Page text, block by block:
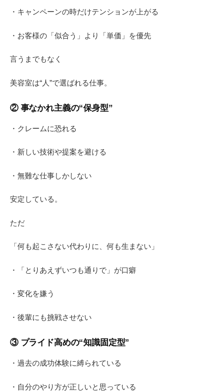
・キャンペーンの時だけテンションが上がる
・お客様の「似合う」より「単価」を優先
言うまでもなく
美容室は“人”で選ばれる仕事。
② 事なかれ主義の“保身型”
・クレームに恐れる
・新しい技術や提案を避ける
・無難な仕事しかしない
安定している。
ただ
「何も起こさない代わりに、何も生まない」
・「とりあえずいつも通りで」が口癖
・変化を嫌う
・後輩にも挑戦させない
③ プライド高めの“知識固定型”
・過去の成功体験に縛られている
・自分のやり方が正しいと思っている